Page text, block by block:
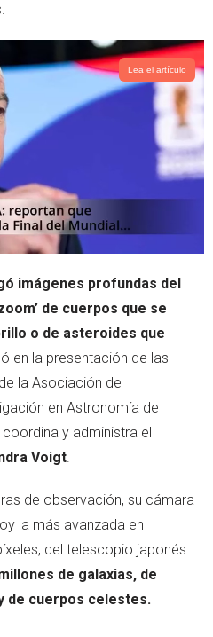
Lea el artículo
imágenes profundas del
de cuerpos que se
o de asteroides que
en la presentación de las
la Asociación de
en Astronomía de
coordina y administra el
Voigt.
de observación, su cámara
la más avanzada en
del telescopio japonés
de galaxias, de
de cuerpos celestes.